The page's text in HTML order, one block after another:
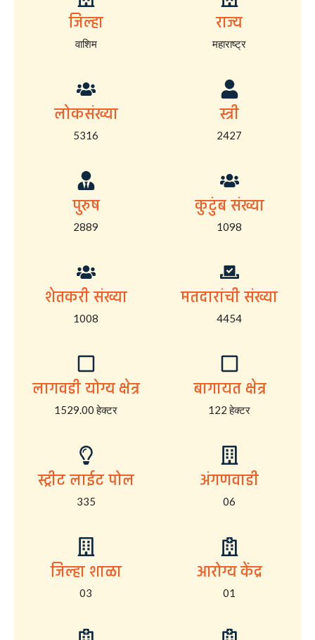
जिल्हा
वाशिम
राज्य
महाराष्ट्र
लोकसंख्या
5316
स्त्री
2427
पुरुष
2889
कुटुंब संख्या
1098
शेतकरी संख्या
1008
मतदारांची संख्या
4454
लागवडी योग्य क्षेत्र
1529.00 हेक्टर
बागायत क्षेत्र
122 हेक्टर
स्ट्रीट लाईट पोल
335
अंगणवाडी
06
जिल्हा शाळा
03
आरोग्य केंद्र
01